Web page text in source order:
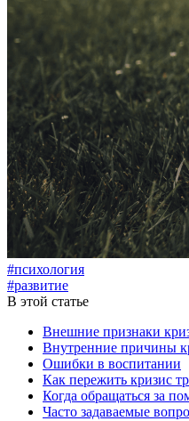
#психология
#развитие
В этой статье
Внешние признаки
Внутренние причины
Ошибки в воспитании
Как пережить кризис
Когда обращаться за
Часто задаваемые